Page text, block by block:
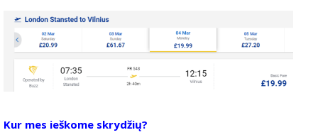
Kur mes ieškome skrydžių?